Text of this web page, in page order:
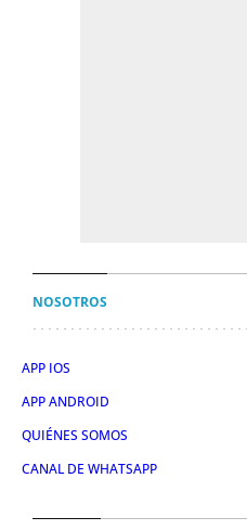
NOSOTROS
APP IOS
APP ANDROID
QUIÉNES SOMOS
CANAL DE WHATSAPP